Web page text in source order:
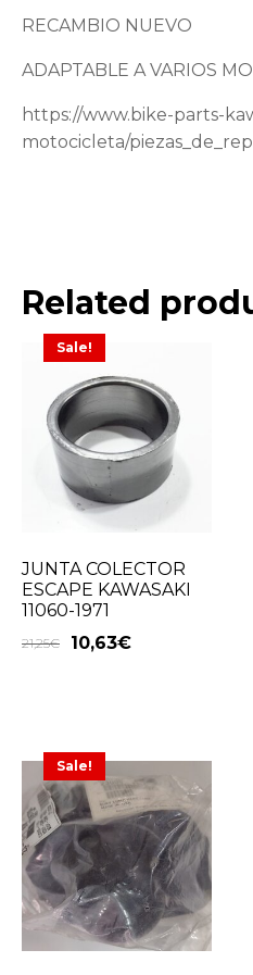
RECAMBIO NUEVO
ADAPTABLE A VARIOS
https://www.bike-parts-
motocicleta/
Related
Sale!
JUNTA COLECTOR
ESCAPE KAWASAKI
11060-1971
21,25€ 10,63€
Sale!